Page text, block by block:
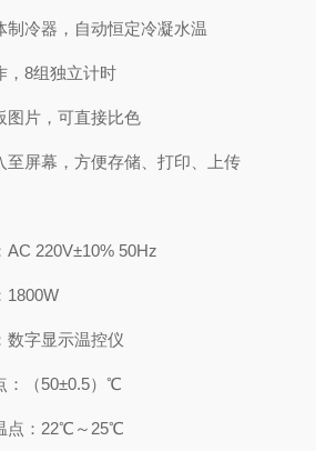
制冷器，自动恒定冷凝水温
，8组独立计时
图片，可直接比色
至屏幕，方便存储、打印、上传
220V±10% 50Hz
数字显示温控仪
：（50±0.5）℃
点：22℃～25℃